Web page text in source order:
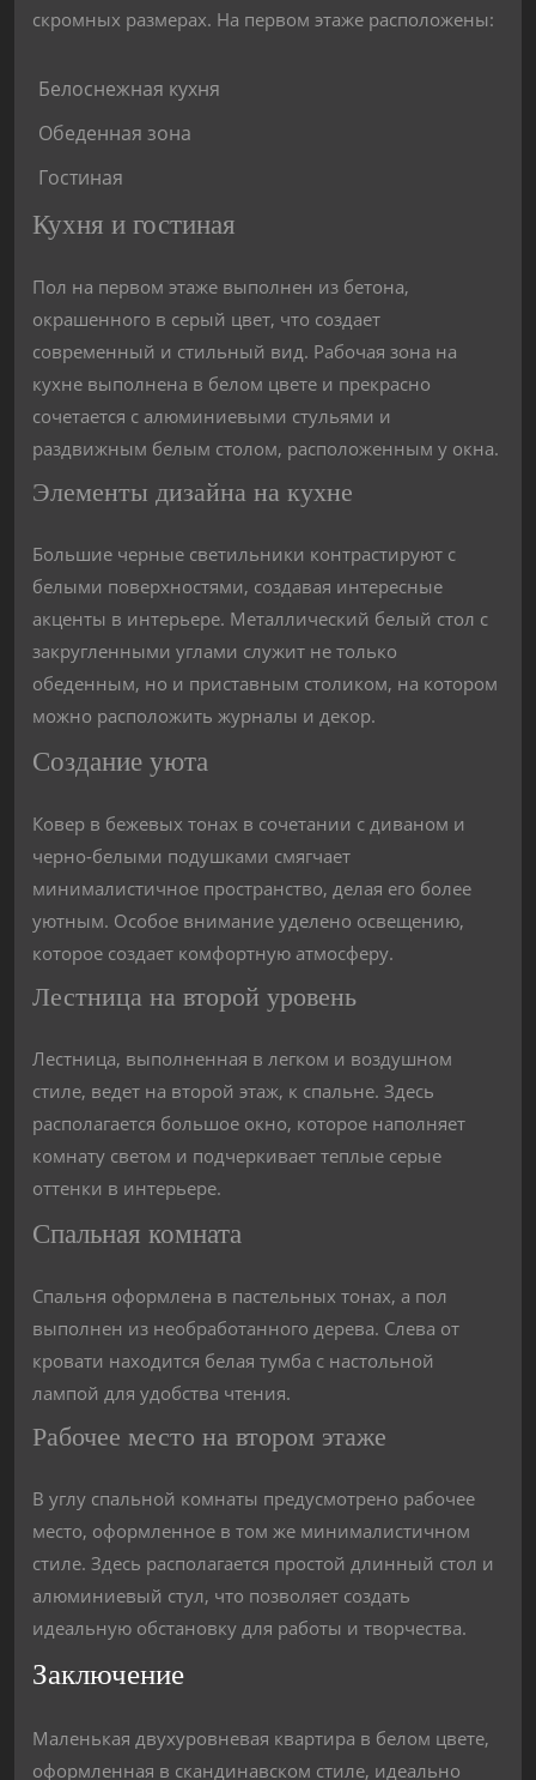
скромных размерах. На первом этаже расположены:
Белоснежная кухня
Обеденная зона
Гостиная
Кухня и гостиная
Пол на первом этаже выполнен из бетона,
окрашенного в серый цвет, что создает
современный и стильный вид. Рабочая зона на
кухне выполнена в белом цвете и прекрасно
сочетается с алюминиевыми стульями и
раздвижным белым столом, расположенным у окна.
Элементы дизайна на кухне
Большие черные светильники контрастируют с
белыми поверхностями, создавая интересные
акценты в интерьере. Металлический белый стол с
закругленными углами служит не только
обеденным, но и приставным столиком, на котором
можно расположить журналы и декор.
Создание уюта
Ковер в бежевых тонах в сочетании с диваном и
черно-белыми подушками смягчает
минималистичное пространство, делая его более
уютным. Особое внимание уделено освещению,
которое создает комфортную атмосферу.
Лестница на второй уровень
Лестница, выполненная в легком и воздушном
стиле, ведет на второй этаж, к спальне. Здесь
располагается большое окно, которое наполняет
комнату светом и подчеркивает теплые серые
оттенки в интерьере.
Спальная комната
Спальня оформлена в пастельных тонах, а пол
выполнен из необработанного дерева. Слева от
кровати находится белая тумба с настольной
лампой для удобства чтения.
Рабочее место на втором этаже
В углу спальной комнаты предусмотрено рабочее
место, оформленное в том же минималистичном
стиле. Здесь располагается простой длинный стол и
алюминиевый стул, что позволяет создать
идеальную обстановку для работы и творчества.
Заключение
Маленькая двухуровневая квартира в белом цвете,
оформленная в скандинавском стиле, идеально